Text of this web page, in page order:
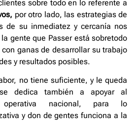
sobre todo en lo referente a
por otro lado, las estrategias de
de su inmediatez y cercanía nos
gente que Passer está sobretodo
ganas de desarrollar su trabajo
y resultados posibles.
no tiene suficiente, y le queda
dedica también a apoyar al
operativa nacional, para lo
y don de gentes funciona a la